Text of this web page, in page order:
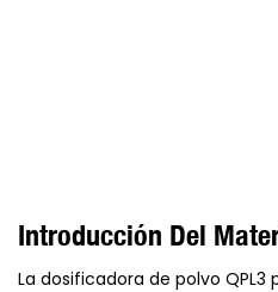
Introducción Del
La dosificadora de polvo QPL3